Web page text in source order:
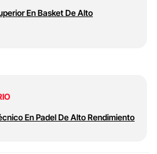
En Basket De Alto
En Padel De Alto Rendimiento